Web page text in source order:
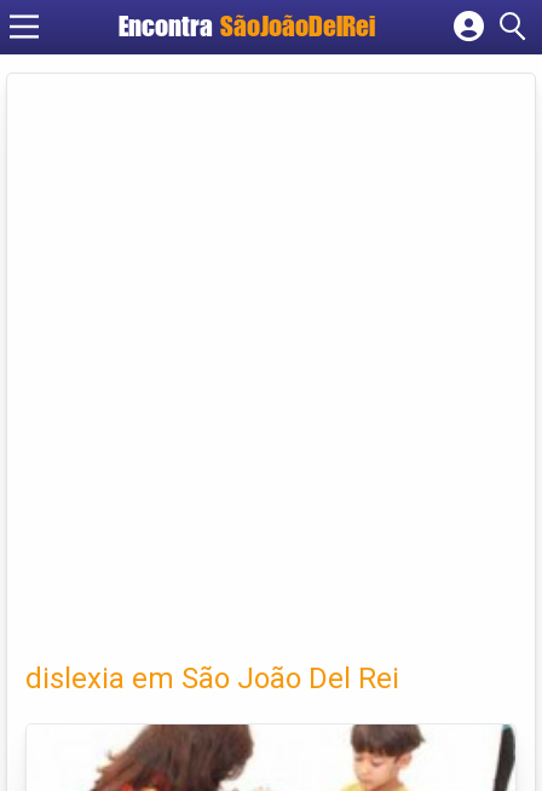
Encontra SãoJoãoDelRei
Cadastrar empresa
dislexia em São João Del Rei